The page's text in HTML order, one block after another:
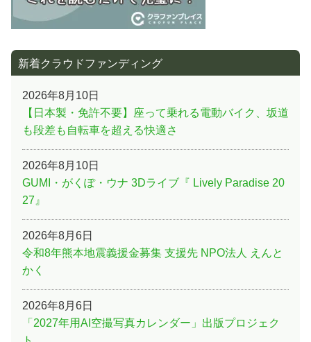
新着クラウドファンディング
2026年8月10日
【日本製・免許不要】座って乗れる電動バイク、坂道
も段差も自転車を超える快適さ
2026年8月10日
GUMI・がくぽ・ウナ 3Dライブ『 Lively Paradise 20
27』
2026年8月6日
令和8年熊本地震義援金募集 支援先 NPO法人 えんと
かく
2026年8月6日
「2027年用AI空撮写真カレンダー」出版プロジェク